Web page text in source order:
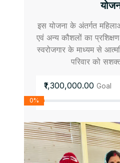
इस योजना के अंतर्गत
एवं अन्य कौशलों का
स्वरोजगार के माध्यम से
परिवार को
₹1,300,000.00 Goal
0%